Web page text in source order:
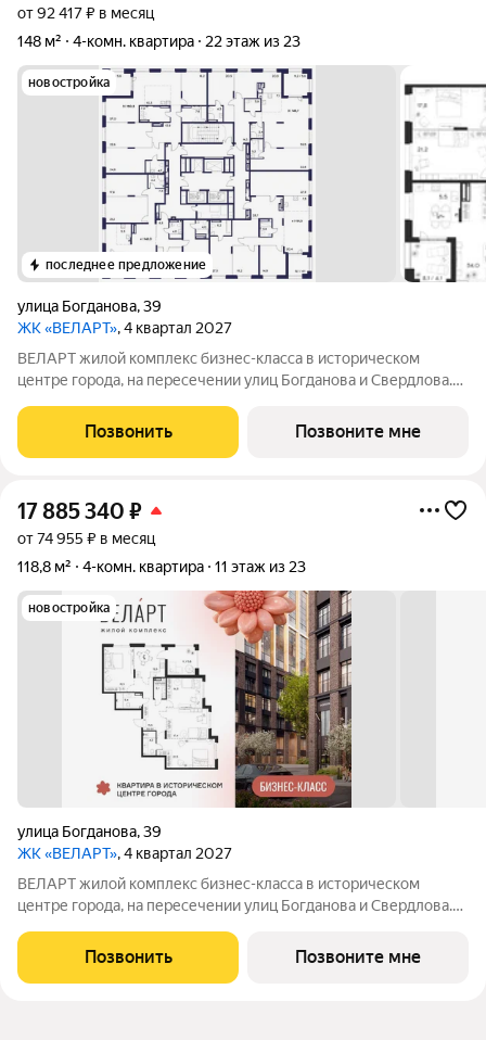
от 92 417 ₽ в месяц
148 м²
4-комн. квартира 22 этаж из 23
новостройка
последнее предложение
улица Богданова,39
ЖК «ВЕЛАРТ», 4 квартал 2027
ВЕЛАРТ жилой комплекс бизнес-класса в историческом
центре города, на пересечении улиц Богданова и Свердлова.
своей архитектурой Клинкерная плитка и композитные панели
Позвонить Позвоните мне
17 885 340 ₽
от 74 955 ₽ в месяц
118,8 м²
4-комн. квартира 11 этаж из 23
новостройка
улица Богданова,39
ЖК «ВЕЛАРТ», 4 квартал 2027
ВЕЛАРТ жилой комплекс бизнес-класса в историческом
центре города, на пересечении улиц Богданова и Свердлова.
своей архитектурой Клинкерная плитка и композитные панели
Позвонить Позвоните мне